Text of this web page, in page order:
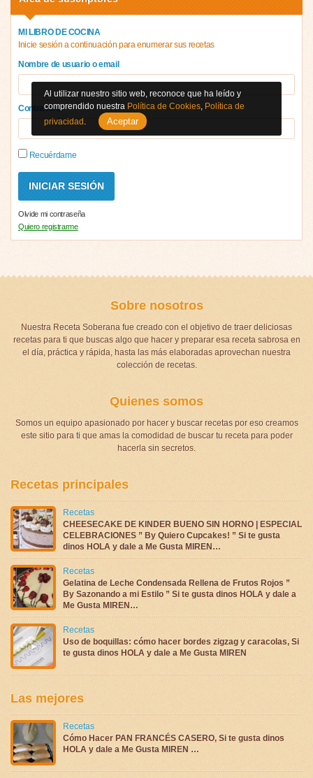
MI LIBRO DE COCINA
Inicie sesión a continuación para enumerar sus recetas
Nombre de usuario o email
Contraseña
Recuérdame
Olvide mi contraseña
Quiero registrarme
Sobre nosotros
Nuestra Receta Soberana fue creado con el objetivo de traer deliciosas
recetas para ti que buscas algo que hacer y preparar esa receta sabrosa en
el día, práctica y rápida, hasta las más elaboradas aprovechan nuestra
colección de recetas.
Quienes somos
Somos un equipo apasionado por hacer y buscar recetas por eso creamos
este sitio para ti que amas la comodidad de buscar tu receta para poder
hacerla sin secretos.
Recetas principales
Recetas
CHEESECAKE DE KINDER BUENO SIN HORNO | ESPECIAL
CELEBRACIONES ” By Quiero Cupcakes! ” Si te gusta
dinos HOLA y dale a Me Gusta MIREN…
Recetas
Gelatina de Leche Condensada Rellena de Frutos Rojos ”
By Sazonando a mi Estilo ” Si te gusta dinos HOLA y dale a
Me Gusta MIREN…
Recetas
Uso de boquillas: cómo hacer bordes zigzag y caracolas, Si
te gusta dinos HOLA y dale a Me Gusta MIREN
Las mejores
Recetas
Cómo Hacer PAN FRANCÉS CASERO, Si te gusta dinos
HOLA y dale a Me Gusta MIREN …
Al utilizar nuestro sitio web, reconoce que ha leído y
comprendido nuestra Política de Cookies, Política de
privacidad . Aceptar